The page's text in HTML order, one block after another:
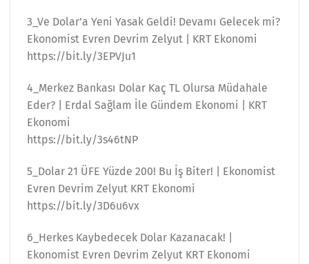
3_Ve Dolar’a Yeni Yasak Geldi! Devamı Gelecek mi?
Ekonomist Evren Devrim Zelyut | KRT Ekonomi
https://bit.ly/3EPVJu1
4_Merkez Bankası Dolar Kaç TL Olursa Müdahale
Eder? | Erdal Sağlam İle Gündem Ekonomi | KRT
Ekonomi
https://bit.ly/3s46tNP
5_Dolar 21 ÜFE Yüzde 200! Bu İş Biter! | Ekonomist
Evren Devrim Zelyut KRT Ekonomi
https://bit.ly/3D6u6vx
6_Herkes Kaybedecek Dolar Kazanacak! |
Ekonomist Evren Devrim Zelyut KRT Ekonomi